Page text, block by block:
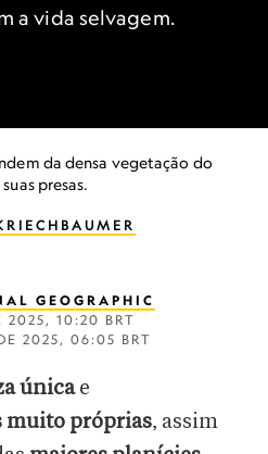
a vida selvagem.
da densa vegetação do
presas.
GEOGRAPHIC
2025, 10:20 BRT
2025, 06:05 BRT
únicae
muito próprias, assim